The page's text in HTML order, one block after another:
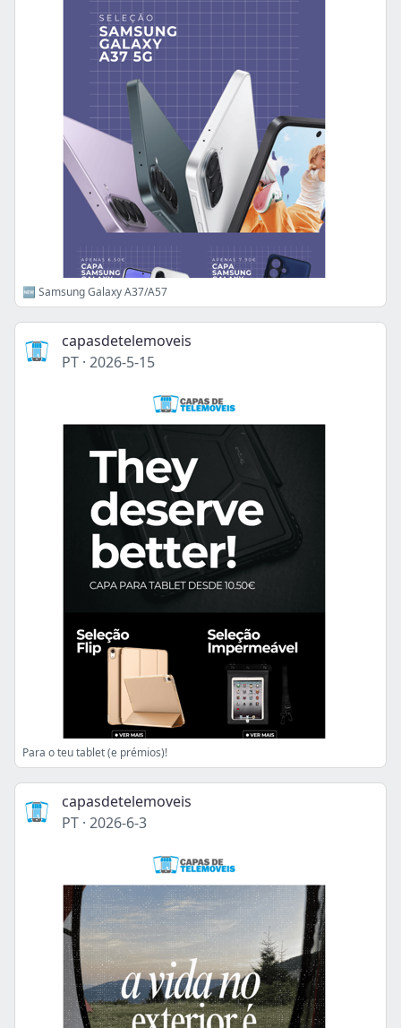
🆕 Samsung Galaxy A37/A57
capasdetelemoveis
PT · 2026-5-15
Para o teu tablet (e prémios)!
capasdetelemoveis
PT · 2026-6-3